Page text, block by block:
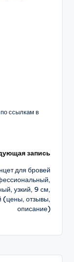
ссылкам в
запись
для бровей
узкий, 9 см,
(цены, отзывы,
описание)